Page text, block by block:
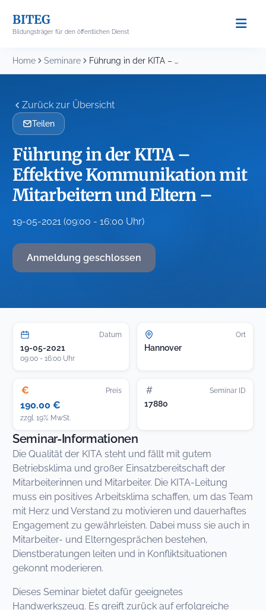
content
BITEG
Bildungsträger für den öffentlichen Dienst
Home Seminare Führung in der KITA – Effektive Kommunikation mit...
Zurück zur Übersicht
Teilen
Führung in der KITA –
Effektive Kommunikation mit
Mitarbeitern und Eltern –
19-05-2021 (09:00 - 16:00 Uhr)
Anmeldung geschlossen
Datum
19-05-2021
09:00 - 16:00 Uhr
Ort
Hannover
€ Preis
190.00 €
zzgl. 19% MwSt.
# Seminar ID
17880
Seminar-Informationen
Die Qualität der KITA steht und fällt mit gutem
Betriebsklima und großer Einsatzbereitschaft der
Mitarbeiterinnen und Mitarbeiter. Die KITA-Leitung
muss ein positives Arbeitsklima schaffen, um das Team
mit Herz und Verstand zu motivieren und dauerhaftes
Engagement zu gewährleisten. Dabei muss sie auch in
Mitarbeiter- und Elterngesprächen bestehen,
Dienstberatungen leiten und in Konfliktsituationen
gekonnt moderieren.
Dieses Seminar bietet dafür geeignetes
Handwerkszeug. Es greift zurück auf erfolgreiche